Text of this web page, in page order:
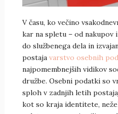
V času, ko večino
kar na spletu – od nakupov
do službenega dela in
postaja varstvo osebnih
najpomembnejših vidikov
družbe. Osebni podatki so
sploh v zadnjih letih
kot so kraja identitete,